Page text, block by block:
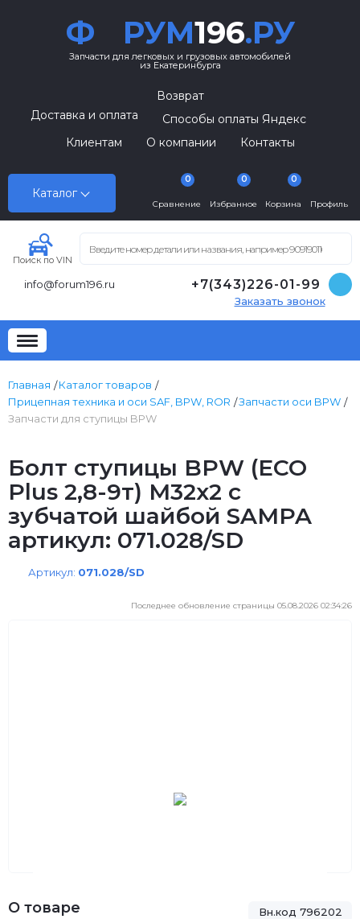
Ф РУМ196.РУ
Запчасти для легковых и грузовых автомобилей
из Екатеринбурга
Каталог
Возврат
Доставка и оплата
Способы оплаты Яндекс
Клиентам
О компании Контакты
Сравнение
0
Избранное
0
Корзина
0
Профиль
Поиск по VIN
info@forum196.ru +7(343)226-01-99
Заказать звонок
Главная
Каталог товаров
Прицепная техника и оси SAF, BPW, ROR
Запчасти оси BPW
Запчасти для ступицы BPW
Болт ступицы BPW (ECO
Plus 2,8-9т) М32х2 с
зубчатой шайбой SAMPA
артикул: 071.028/SD
Артикул: 071.028/SD
Последнее обновление страницы 05.08.2026 02:34:26
Вн.код 796202
О товаре